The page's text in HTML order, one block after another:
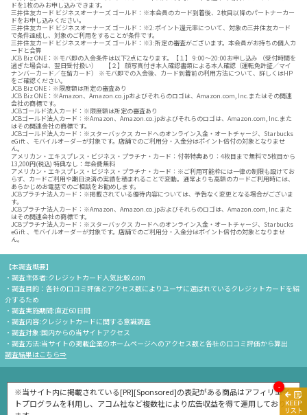
-
ドを1枚のみお申し込みできます。
三井住友カード ビジネスオーナーズ ゴールド：※本会員のカード到着後、2枚目以降のパートナーカー
ドをお申し込みください。
三井住友カード ビジネスオーナーズ ゴールド：※2:ポイント還元率について、対象の三井住友カード
で条件達成し、対象のご利用をすることが条件です。
三井住友カード ビジネスオーナーズ ゴールド：※3:所定の審査がございます。本会員がお持ちの個人カ
ードと合算
JCB Biz ONE：※モバ即の入会条件は以下2点になります。【１】 9:00～20:00お申し込み （受付時間を
過ぎた場合は、翌日受付扱い） 【２】 顔写真付き本人確認書類による本人確認（運転免許証／マイ
ナンバーカード／在留カード） ※モバ即での入会後、カード到着前の利用方法について、詳しくはHP
をご確認ください。
JCB Biz ONE：※限度額は所定の審査あり
JCB Biz ONE：※Amazon、Amazon.co.jpおよびそれらのロゴは、Amazon.com, Inc.またはその関連
会社の商標です。
JCBゴールド法人カード：※限度額は所定の審査あり
JCBゴールド法人カード：※Amazon、Amazon.co.jpおよびそれらのロゴは、Amazon.com, Inc.また
はその関連会社の商標です。
JCBゴールド法人カード：※スターバックス カードへのオンライン入金・オートチャージ、Starbucks
eGift 、モバイルオーダーが対象です。店舗でのご利用分・入金分はポイント倍付の対象となりませ
ん。
アメリカン・エキスプレス・ビジネス・プラチナ・カード：付帯特典あり：4枚目まで無料で5枚目から
13,200円(税込) 特典なし：年会費無料
アメリカン・エキスプレス・ビジネス・プラチナ・カード：※ご利用可能枠には一律の制限も設けてお
らず、カードご利用や期日決済の実績を積まれることで変動。通常よりも高額のカードご利用時には、
あらかじめお電話でのご相談をお勧めします。
JCBプラチナ法人カード：※掲載されている優待内容については、予告なく変更となる場合がございま
す。
JCBプラチナ法人カード：※Amazon、Amazon.co.jpおよびそれらのロゴは、Amazon.com, Inc.また
はその関連会社の商標です。
JCBプラチナ法人カード：※スターバックス カードへのオンライン入金・オートチャージ、Starbucks
eGift 、モバイルオーダーが対象です。店舗でのご利用分・入金分はポイント倍付の対象となりませ
ん。
【本調査概要】
・調査主体者:クレジットカード人気比較.com
・調査目的：各社の口コミ評価とアクセス数によりユーザに選ばれているクレジットカードを紹
介するため
・調査実施期間:直近60日間
・調査内容:クレジットカードに関する意識調査
・調査対象:国内からの当サイトアクセス
・調査方法:当サイトの掲載企業のホームページへのアクセス数と各社の口コミ評価から算出
調査結果はこちら⇒
※当サイト内に掲載されている[PR][Sponsored]の表記がある商品はアフィリエイ
トプログラムを利用し、アコム社など複数社により広告収益を得て運用しており